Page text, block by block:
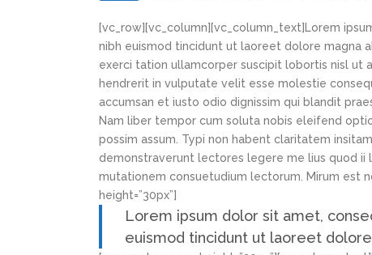
[vc_row][vc_column][vc_column_text]Lorem
nibh euismod tincidunt ut laoreet dolore magna
exerci tation ullamcorper suscipit lobortis nisl ut
hendrerit in vulputate velit esse molestie
accumsan et iusto odio dignissim qui blandit
Nam liber tempor cum soluta nobis eleifend
possim assum. Typi non habent claritatem
demonstraverunt lectores legere me lius quod ii
mutationem consuetudium lectorum. Mirum est
height=”30px”]
Lorem ipsum dolor sit amet,
euismod tincidunt ut laoreet